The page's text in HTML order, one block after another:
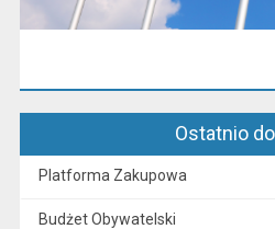
Ostatnio
Platforma Zakupowa
Budżet Obywatelski